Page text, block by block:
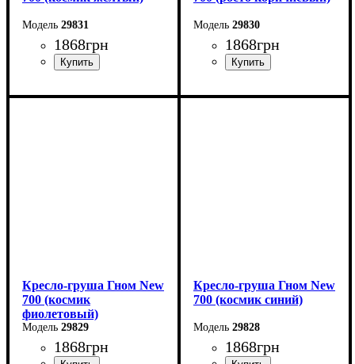
29831
1868грн
Ширина: 70 см
29830
1868грн
Ширина: 70 см
Кресло-груша Гном New
700 (космик
фиолетовый)
29829
1868грн
Кресло-груша Гном New
700 (космик синий)
29828
1868грн